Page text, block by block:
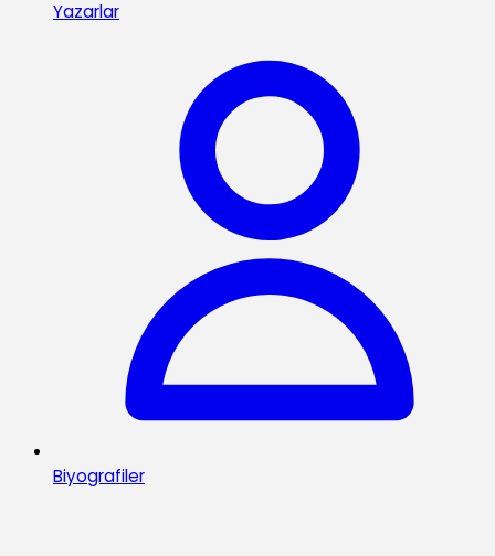
Yazarlar
Biyografiler